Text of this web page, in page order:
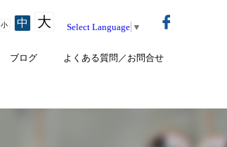
ブログ よくある質問／お問合せ
小 中 大 Select Language ▼